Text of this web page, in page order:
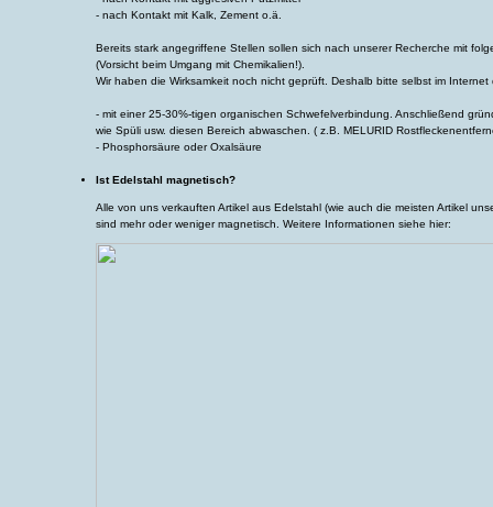
- nach Kontakt mit Kalk, Zement o.ä.
Bereits stark angegriffene Stellen sollen sich nach unserer Recherche mit
(Vorsicht beim Umgang mit Chemikalien!).
Wir haben die Wirksamkeit noch nicht geprüft. Deshalb bitte selbst im
- mit einer 25-30%-tigen organischen Schwefelverbindung. Anschließend
wie Spüli usw. diesen Bereich abwaschen. ( z.B. MELURID
- Phosphorsäure oder Oxalsäure
Ist Edelstahl magnetisch?
Alle von uns verkauften Artikel aus Edelstahl (wie auch die meisten Artikel
sind mehr oder weniger magnetisch. Weitere Informationen siehe hier: